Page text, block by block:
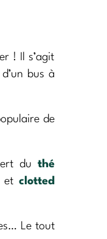
! Il s’agit
bus à
de
du thé
et clotted
Le tout